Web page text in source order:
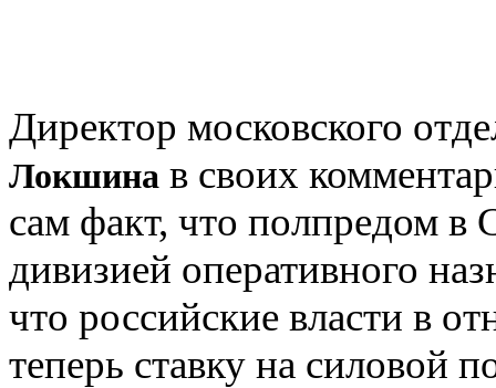
Директор московского
Локшина в своих
сам факт, что полпредом
дивизией оперативного
что российские власти в
теперь ставку на силовой